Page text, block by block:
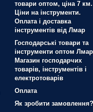
товари оптом, ціна 7 км.
Ціни на інструменти.
Оплата і доставка
інструментів від Лмар
Господарські товари та
інструменти оптом
Магазин господарчих
товарів, інструментів і
електротоварів
Оплата
Як зробити замовлення?